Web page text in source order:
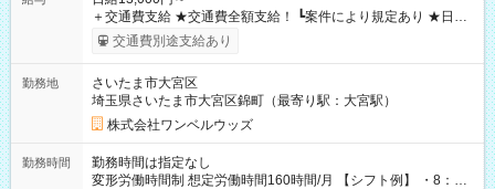
＋交通費支給 ★交通費全額支給！ ┗案件により規定あり ★日払
いOK！（規定あり） ┗働いたその日に現金GET♪ お仕事後はコ
ンビニATMから 日払い分を引き落とせます！ 【試用期間】試
交通費別途支給あり
勤務地
さいたま市大宮区
埼玉県さいたま市大宮区錦町（最寄り駅：大宮駅）
株式会社ワンベルウッズ
勤務時間
勤務時間は指定なし
変形労働時間制 想定労働時間160時間/月 【シフト例】 ・8：00